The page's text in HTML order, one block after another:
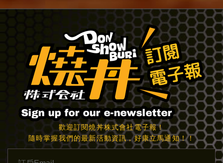
歡迎訂閱燒丼株式會社電子報！
隨時掌握我們的最新活動資訊，好康立馬通知！！